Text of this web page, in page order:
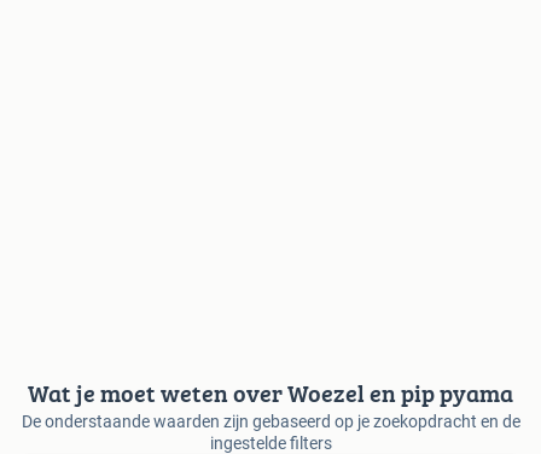
Wat je moet weten over Woezel en pip pyama
De onderstaande waarden zijn gebaseerd op je zoekopdracht en de
ingestelde filters